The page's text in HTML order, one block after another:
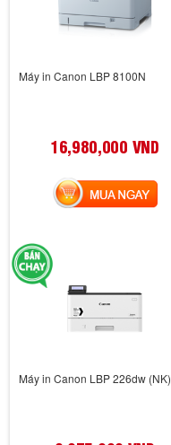
Máy in Canon LBP 8100N
16,980,000 VND
MUA NGAY
Máy in Canon LBP 226dw (NK)